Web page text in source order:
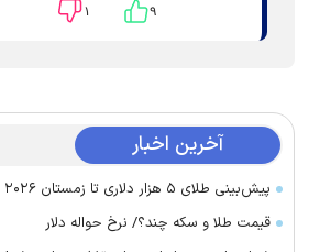
۹ ۱
آخرین اخبار
پیش‌بینی طلای ۵ هزار دلاری تا زمستان ۲۰۲۶
قیمت طلا و سکه چند؟/ نرخ حواله دلار